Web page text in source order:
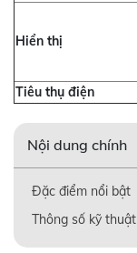
Hiển thị
Tiêu thụ điện
Nội dung chính
Đặc điểm nổi bật
Thông số kỹ thuật